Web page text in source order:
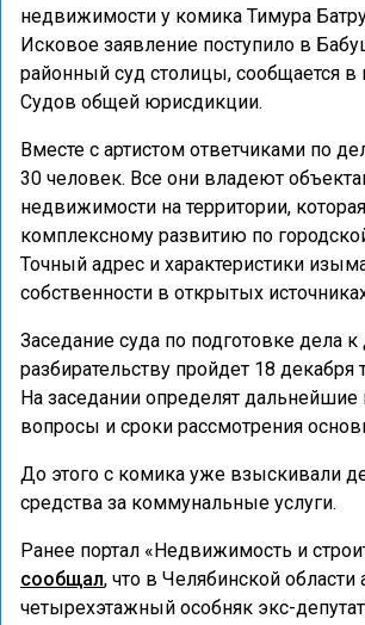
недвижимости у комика Тимура
Исковое заявление поступило в
районный суд столицы, сообщается в
Судов общей юрисдикции.
Вместе с артистом ответчиками по
30 человек. Все они владеют
недвижимости на территории,
комплексному развитию по
Точный адрес и характеристики
собственности в открытых
Заседание суда по подготовке дела
разбирательству пройдет 18 декабря
На заседании определят
вопросы и сроки рассмотрения
До этого с комика уже взыскивали
средства за коммунальные услуги.
Ранее портал «Недвижимость и
сообщал, что в Челябинской области
четырехэтажный особняк экс-